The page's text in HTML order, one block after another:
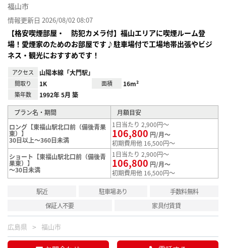
福山市
情報更新日 2026/08/02 08:07
【格安喫煙部屋・ 防犯カメラ付】福山エリアに喫煙ルーム登
場！愛煙家のためのお部屋です♪駐車場付で工場地帯出張やビジ
ネス・観光におすすめです！
アクセス 山陽本線「大門駅」
間取り 1K 面積 16m²
築年数 1992年 5月 築
プラン名・期間
月額目安
ロング【東福山駅北口前（備後青果
東）】
30日以上～360日未満
1日当たり 2,900円～
106,800 円/月～
初期費用他 16,500円～
ショート【東福山駅北口前（備後青
果東）】
～30日未満
1日当たり 2,900円～
106,800 円/月～
初期費用他 16,500円～
駅近 駐車場あり
手数料無料
保証人不要
家具付賃貸
広島県 福山市